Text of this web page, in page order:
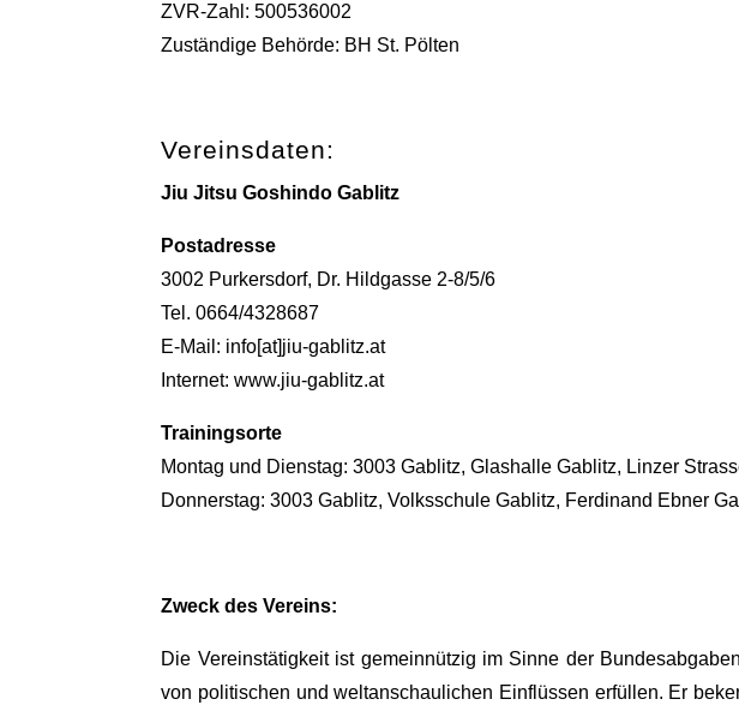
ZVR-Zahl: 500536002
Zuständige Behörde: BH St. Pölten
Vereinsdaten:
Jiu Jitsu Goshindo Gablitz
Postadresse
3002 Purkersdorf, Dr. Hildgasse 2-8/5/6
Tel. 0664/4328687
E-Mail: info[at]jiu-gablitz.at
Internet:www.jiu-gablitz.at
Trainingsorte
Montag und Dienstag: 3003 Gablitz, Glashalle Gablitz, Linzer
Donnerstag: 3003 Gablitz, Volksschule Gablitz, Ferdinand Ebner
Zweck des Vereins:
Die Vereinstätigkeit ist gemeinnützig im Sinne der
von politischen und weltanschaulichen Einflüssen erfüllen. Er